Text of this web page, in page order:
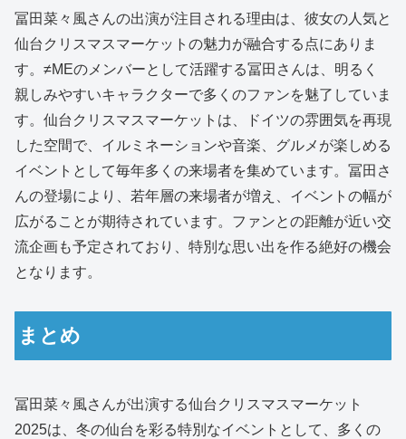
冨田菜々風さんの出演が注目される理由は、彼女の人気と
仙台クリスマスマーケットの魅力が融合する点にありま
す。≠MEのメンバーとして活躍する冨田さんは、明るく
親しみやすいキャラクターで多くのファンを魅了していま
す。仙台クリスマスマーケットは、ドイツの雰囲気を再現
した空間で、イルミネーションや音楽、グルメが楽しめる
イベントとして毎年多くの来場者を集めています。冨田さ
んの登場により、若年層の来場者が増え、イベントの幅が
広がることが期待されています。ファンとの距離が近い交
流企画も予定されており、特別な思い出を作る絶好の機会
となります。
まとめ
冨田菜々風さんが出演する仙台クリスマスマーケット
2025は、冬の仙台を彩る特別なイベントとして、多くの